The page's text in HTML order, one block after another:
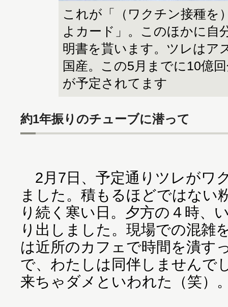
これが「（ワクチン接種を
よカード」。このほかに自
明書を貰います。ツレはア
国産。この5月までに10億
が予定されてます
約1年振りのチューブに潜って
2月7日、予定通りツレがワ
ました。積もるほどではない
り続く寒い日。夕方の４時、
り出しました。現場での混雑
は近所のカフェで時間を潰す
で、わたしは同伴しませんで
来ちゃダメといわれた（笑）